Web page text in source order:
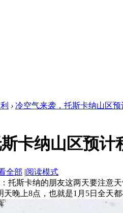
› 冷空气来袭，托斯卡纳山区预
卡纳山区预计
全部 |阅读模式
托斯卡纳的朋友这两天要注意
晚上8点，也就是1月5日全天都